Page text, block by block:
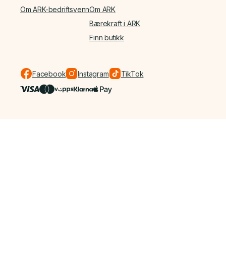
Om ARK-bedriftsvennOm ARK
Bærekraft i ARK
Finn butikk
Facebook Instagram TikTok